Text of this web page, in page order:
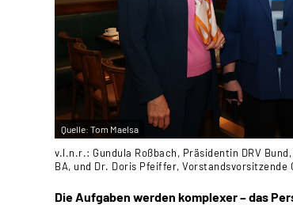
Quelle: Tom Maelsa
v.l.n.r.: Gundula Roßbach, Präsidentin DRV
BA, und Dr. Doris Pfeiffer, Vorstandsvorsitzende
Die Aufgaben werden komplexer – das